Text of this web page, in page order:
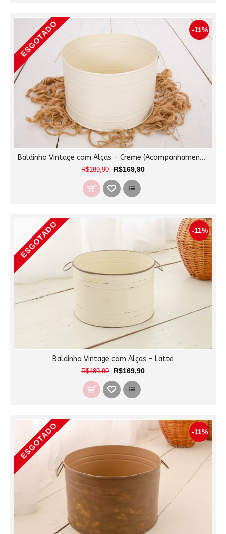
-11%
ESGOTADO
Baldinho Vintage com Alças - Creme (Acompanhamento)
R$189,90 R$169,90
-11%
ESGOTADO
Baldinho Vintage com Alças - Latte
R$189,90 R$169,90
-11%
ESGOTADO